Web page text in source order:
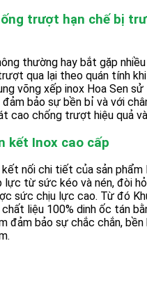
trượt hạn chế bị
thường hay bắt gặp
qua lại theo quán tính
võng xếp inox Hoa Sen
bảo sự bền bỉ và với
cao chống trượt hiệu quả
kết Inox cao cấp
kết nối chi tiết của sản phẩm
lực từ sức kéo và nén, đòi
sức chịu lực cao. Từ đó
liệu 100% dinh ốc tán
đảm bảo sự chắc chắn,